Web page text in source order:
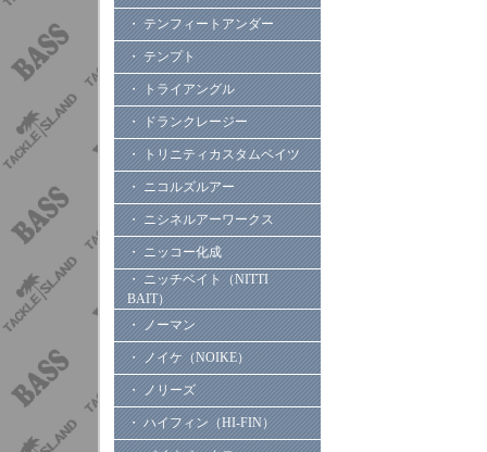
・ テンフィートアンダー
・ テンプト
・ トライアングル
・ ドランクレージー
・ トリニティカスタムベイツ
・ ニコルズルアー
・ ニシネルアーワークス
・ ニッコー化成
・ ニッチベイト（NITTI
BAIT）
・ ノーマン
・ ノイケ（NOIKE）
・ ノリーズ
・ ハイフィン（HI-FIN）